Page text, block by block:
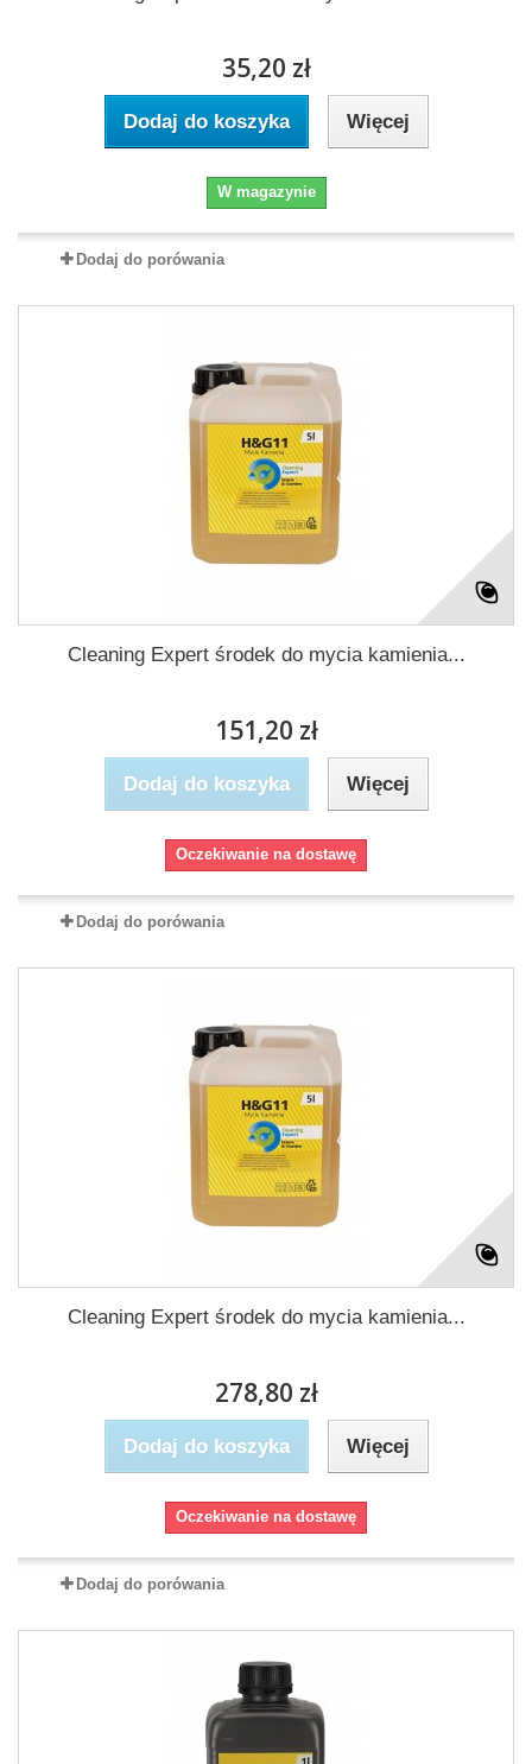
35,20 zł
Dodaj do koszyka Więcej
W magazynie
Dodaj do porówania
Cleaning Expert środek do mycia kamienia...
151,20 zł
Dodaj do koszyka Więcej
Oczekiwanie na dostawę
Dodaj do porówania
Cleaning Expert środek do mycia kamienia...
278,80 zł
Dodaj do koszyka Więcej
Oczekiwanie na dostawę
Dodaj do porówania